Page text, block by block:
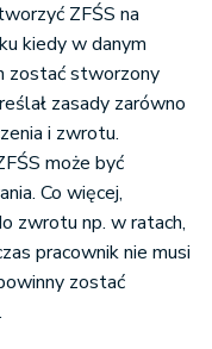
ZFŚS na
kiedy w danym
zostać stworzony
zasady zarówno
i zwrotu.
może być
Co więcej,
zwrotu np. w ratach,
pracownik nie musi
zostać